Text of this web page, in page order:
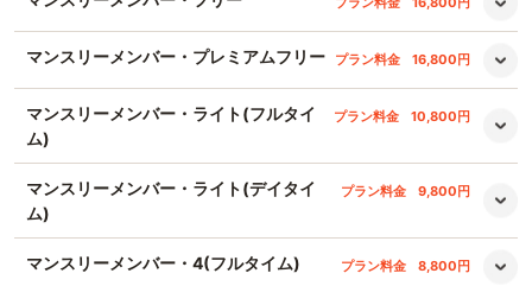
マンスリーメンバー・プレミアムフリー プラン料金 16,800円
マンスリーメンバー・ライト(フルタイ
ム)
プラン料金 10,800円
マンスリーメンバー・ライト(デイタイ
ム)
プラン料金 9,800円
マンスリーメンバー・4(フルタイム) プラン料金 8,800円